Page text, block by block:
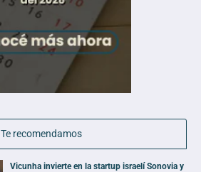
Te recomendamos
Vicunha invierte en la startup israelí Sonovia y